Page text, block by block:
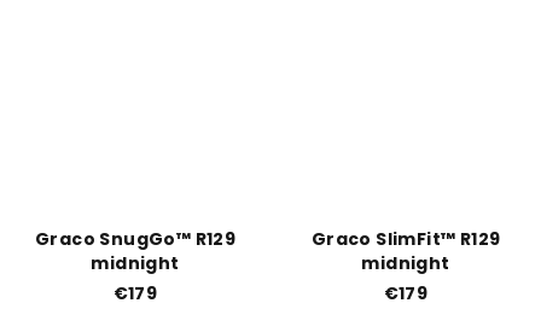
Graco SnugGo™ R129
midnight
€179
Graco SlimFit™ R129
midnight
€179